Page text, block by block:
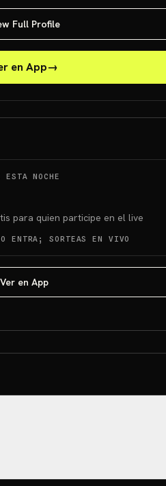
Full Profile
en App→
ESTA NOCHE
para quien participe en el live
ENTRA; SORTEAS EN VIVO
Ver en App